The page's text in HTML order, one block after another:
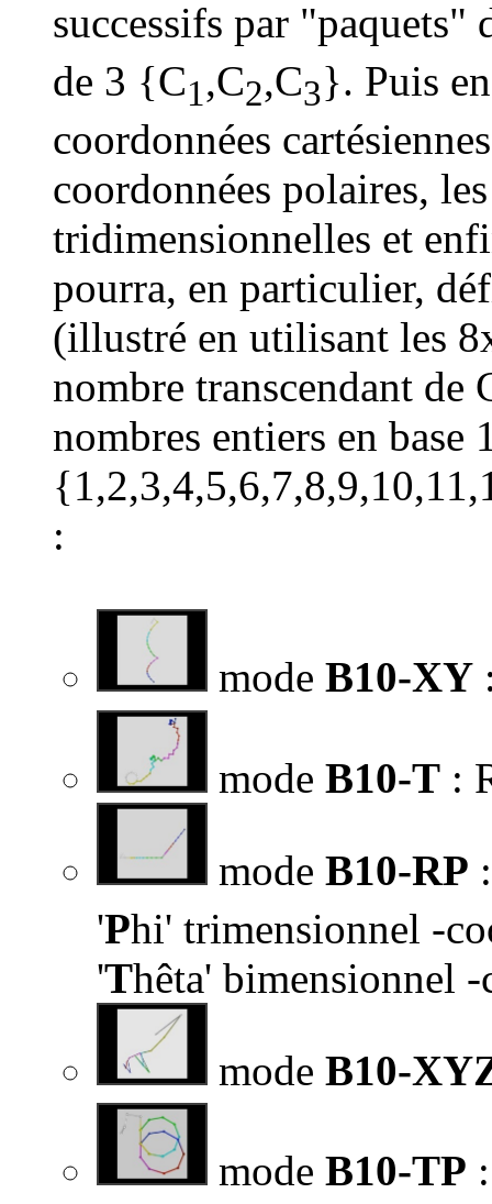
successifs par
de 3 {C1,C2,C3}. Puis
coordonnées
coordonnées polaires,
tridimensionnelles et
pourra, en particulier,
(illustré en utilisant les
nombre transcendant de
nombres entiers en base
:
mode B10-XY
mode B10-T :
mode B10-RP
'Phi' trimensionnel -
'Thêta' bimensionnel
mode B10-
mode B10-TP